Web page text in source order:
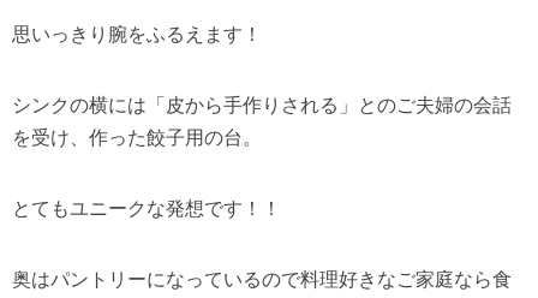
思いっきり腕をふるえます！
シンクの横には「皮から手作りされる」とのご夫婦の会話
を受け、作った餃子用の台。
とてもユニークな発想です！！
奥はパントリーになっているので料理好きなご家庭なら食